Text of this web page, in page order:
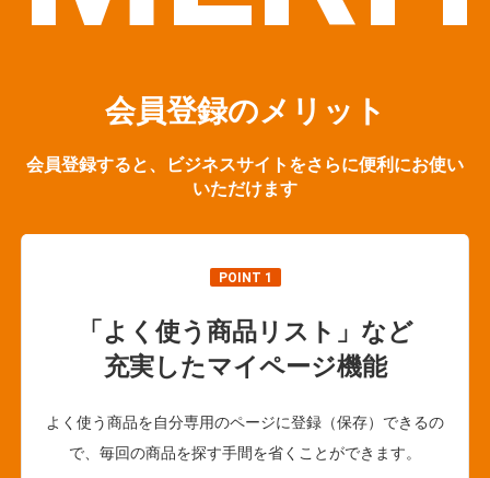
会員登録のメリット
会員登録すると、ビジネスサイトをさらに便利にお使い
いただけます
POINT 1
「よく使う商品リスト」など
充実したマイページ機能
よく使う商品を自分専用のページに登録（保存）できるの
で、毎回の商品を探す手間を省くことができます。